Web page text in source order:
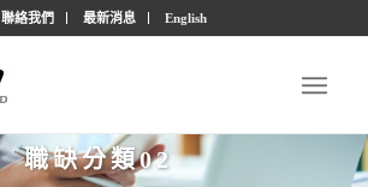
聯絡我們 最新消息 English
職缺分類02